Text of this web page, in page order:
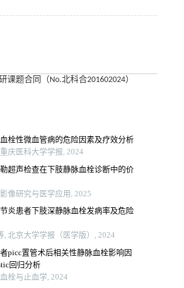
课题合同（No.北科合201602024）